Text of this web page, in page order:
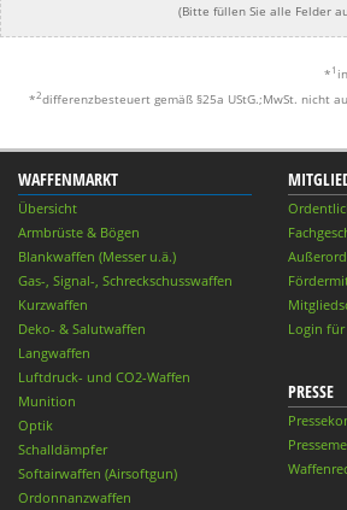
(Bitte füllen Sie alle Felder
* 1
*2differenzbesteuert gemäß §25a UStG.;MwSt. nicht
WAFFENMARKT
Übersicht
Armbrüste & Bögen
Blankwaffen (Messer u.ä.)
Gas-, Signal-, Schreckschusswaffen
Kurzwaffen
Deko- & Salutwaffen
Langwaffen
Luftdruck- und CO2-Waffen
Munition
Optik
Schalldämpfer
Softairwaffen (Airsoftgun)
Ordonnanzwaffen
Login
PRESSE